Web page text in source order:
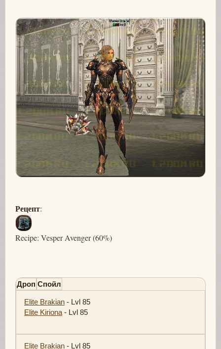
Рецепт:
Recipe: Vesper Avenger (60%)
Дроп Спойл
Elite Brakian - Lvl 85
Elite Kiriona - Lvl 85
Elite Brakian - Lvl 85